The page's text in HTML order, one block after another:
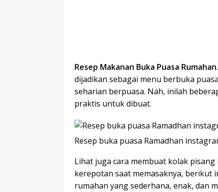
Resep Makanan Buka Puasa Rumahan
dijadikan sebagai menu berbuka
seharian berpuasa. Nah, inilah
praktis untuk dibuat.
Resep buka puasa Ramadhan
Lihat juga cara membuat kolak
kerepotan saat memasaknya, berikut
rumahan yang sederhana, enak, dan